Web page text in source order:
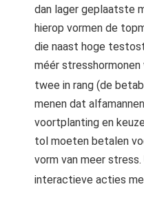
dan lager geplaatste
hierop vormen de
die naast hoge
méér stresshormonen
twee in rang (de
menen dat
voortplanting en
tol moeten betalen
vorm van meer
interactieve acties